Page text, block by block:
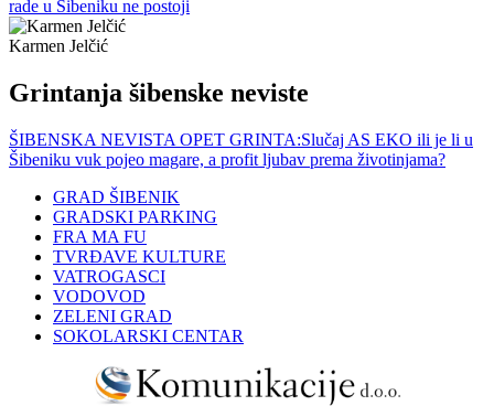
rade u Šibeniku ne postoji
Karmen Jelčić
Grintanja šibenske neviste
ŠIBENSKA NEVISTA OPET GRINTA:Slučaj AS EKO ili je li u
Šibeniku vuk pojeo magare, a profit ljubav prema životinjama?
GRAD ŠIBENIK
GRADSKI PARKING
FRA MA FU
TVRĐAVE KULTURE
VATROGASCI
VODOVOD
ZELENI GRAD
SOKOLARSKI CENTAR